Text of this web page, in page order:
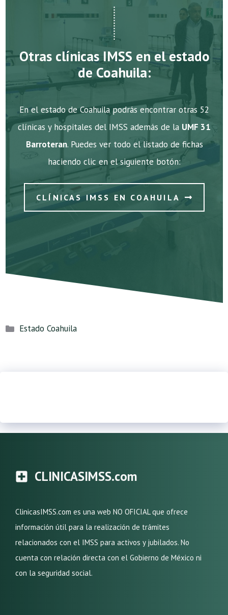
Otras clínicas IMSS en el estado
de Coahuila:
En el estado de Coahuila podrás encontrar otras 52
clínicas y hospitales del IMSS además de la UMF 31
Barroteran. Puedes ver todo el listado de fichas
haciendo clic en el siguiente botón:
CLÍNICAS IMSS EN COAHUILA
Categorías
Estado Coahuila
CLINICASIMSS.com
ClinicasIMSS.com es una web NO OFICIAL que ofrece
información útil para la realización de trámites
relacionados con el IMSS para activos y jubilados. No
cuenta con relación directa con el Gobierno de México ni
con la seguridad social.